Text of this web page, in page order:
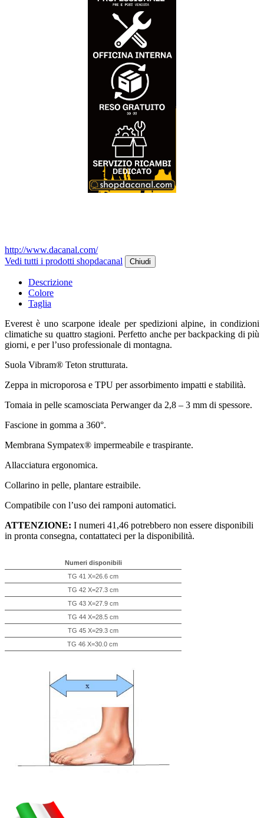
http://www.dacanal.com/
Vedi tutti i prodotti shopdacanal
Chiudi
Descrizione
Colore
Taglia
Everest è uno scarpone ideale per spedizioni alpine, in condizioni
climatiche su quattro stagioni. Perfetto anche per backpacking di più
giorni, e per l’uso professionale di montagna.
Suola Vibram® Teton strutturata.
Zeppa in microporosa e TPU per assorbimento impatti e stabilità.
Tomaia in pelle scamosciata Perwanger da 2,8 – 3 mm di spessore.
Fascione in gomma a 360°.
Membrana Sympatex® impermeabile e traspirante.
Allacciatura ergonomica.
Collarino in pelle, plantare estraibile.
Compatibile con l’uso dei ramponi automatici.
ATTENZIONE: I numeri 41,46 potrebbero non essere disponibili
in pronta consegna, contattateci per la disponibilità.
Numeri disponibili
TG 41 X=26.6 cm
TG 42 X=27.3 cm
TG 43 X=27.9 cm
TG 44 X=28.5 cm
TG 45 X=29.3 cm
TG 46 X=30.0 cm